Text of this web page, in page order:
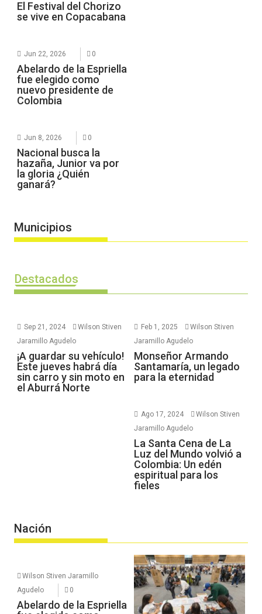
El Festival del Chorizo
se vive en Copacabana
Jun 22, 2026 0
Abelardo de la Espriella
fue elegido como
nuevo presidente de
Colombia
Jun 8, 2026 0
Nacional busca la
hazaña, Junior va por
la gloria ¿Quién
ganará?
Municipios
Destacados
Sep 21, 2024
Wilson Stiven
Jaramillo Agudelo
¡A guardar su vehículo!
Este jueves habrá día
sin carro y sin moto en
el Aburrá Norte
Feb 1, 2025
Wilson Stiven
Jaramillo Agudelo
Monseñor Armando
Santamaría, un legado
para la eternidad
Ago 17, 2024
Wilson Stiven
Jaramillo Agudelo
La Santa Cena de La
Luz del Mundo volvió a
Colombia: Un edén
espiritual para los
fieles
Nación
Wilson Stiven Jaramillo
Agudelo
0
Abelardo de la Espriella